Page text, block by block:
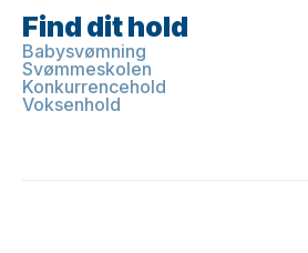
Find dit hold
Babysvømning
Svømmeskolen
Konkurrencehold
Voksenhold